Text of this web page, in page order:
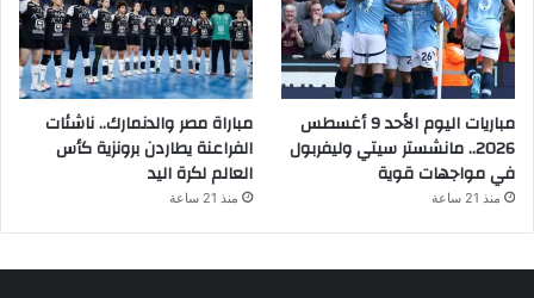
مباريات اليوم الأحد 9 أغسطس
2026.. مانشستر سيتي وليفربول
في مواجهات قوية
منذ 21 ساعة
مباراة مصر والدنمارك.. ناشئات
الفراعنة يطاردن برونزية كأس
العالم لكرة اليد
منذ 21 ساعة